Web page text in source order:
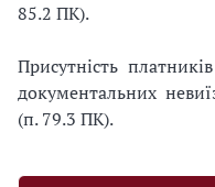
85.2 ПК).
Присутність
документальних
(п. 79.3 ПК).